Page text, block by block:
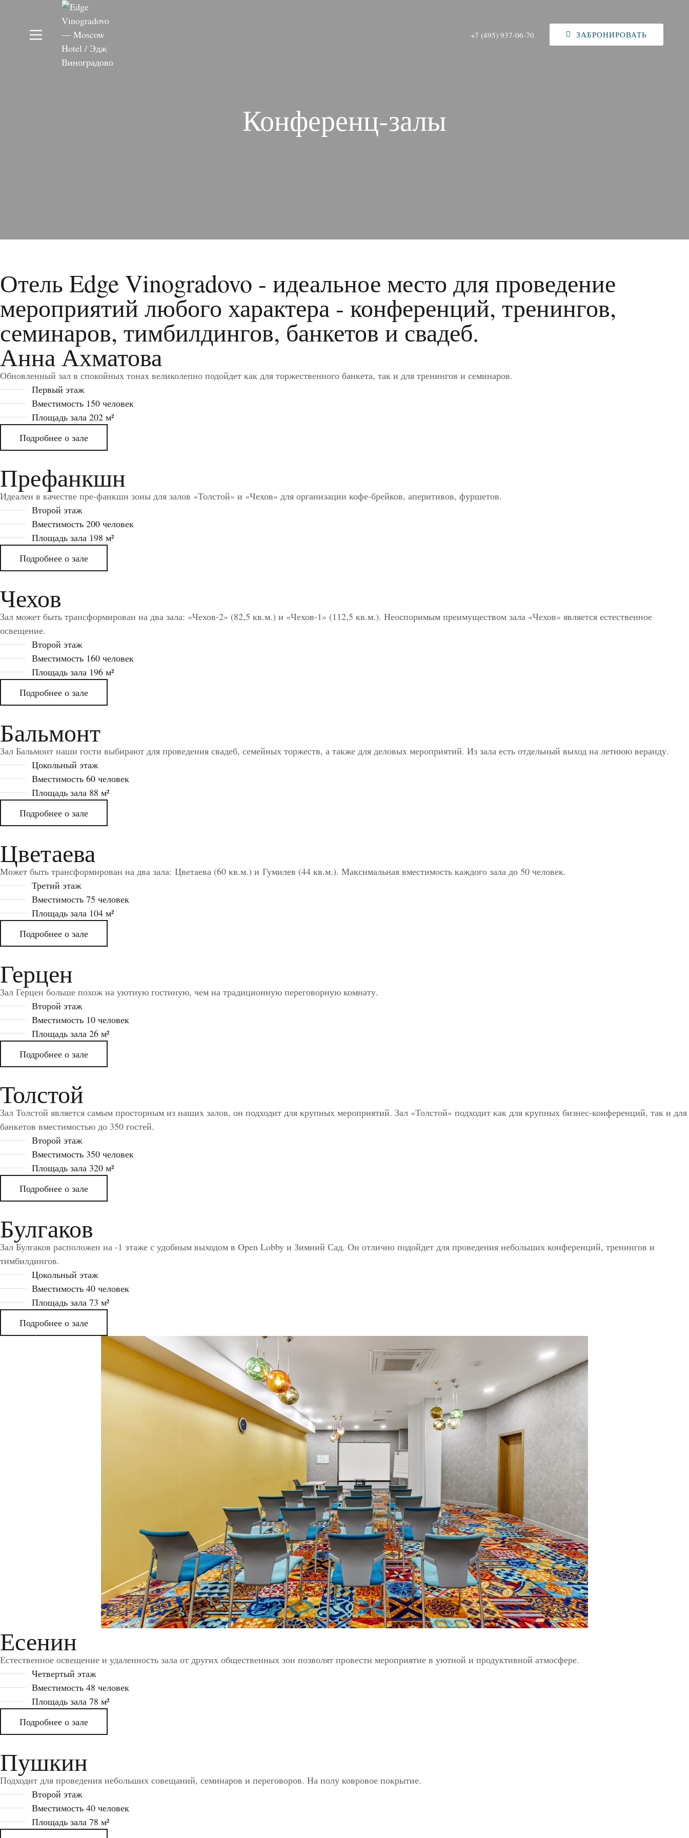
+7 (495) 937-06-70 ЗАБРОНИРОВАТЬ
Конференц-залы
Отель Edge Vinogradovo - идеальное место для проведение
мероприятий любого характера - конференций, тренингов,
семинаров, тимбилдингов, банкетов и свадеб.
Анна Ахматова
Обновленный зал в спокойных тонах великолепно подойдет как для торжественного банкета, так и для тренингов и семинаров.
Первый этаж
Вместимость 150 человек
Площадь зала 202 м²
Подробнее о зале
Префанкшн
Идеален в качестве пре-фанкшн зоны для залов «Толстой» и «Чехов» для организации кофе-брейков, аперитивов, фуршетов.
Второй этаж
Вместимость 200 человек
Площадь зала 198 м²
Подробнее о зале
Чехов
Зал может быть трансформирован на два зала: «Чехов-2» (82,5 кв.м.) и «Чехов-1» (112,5 кв.м.). Неоспоримым преимуществом зала «Чехов» является естественное
освещение.
Второй этаж
Вместимость 160 человек
Площадь зала 196 м²
Подробнее о зале
Бальмонт
Зал Бальмонт наши гости выбирают для проведения свадеб, семейных торжеств, а также для деловых мероприятий. Из зала есть отдельный выход на летнюю веранду.
Цокольный этаж
Вместимость 60 человек
Площадь зала 88 м²
Подробнее о зале
Цветаева
Может быть трансформирован на два зала: Цветаева (60 кв.м.) и Гумилев (44 кв.м.). Максимальная вместимость каждого зала до 50 человек.
Третий этаж
Вместимость 75 человек
Площадь зала 104 м²
Подробнее о зале
Герцен
Зал Герцен больше похож на уютную гостиную, чем на традиционную переговорную комнату.
Второй этаж
Вместимость 10 человек
Площадь зала 26 м²
Подробнее о зале
Толстой
Зал Толстой является самым просторным из наших залов, он подходит для крупных мероприятий. Зал «Толстой» подходит как для крупных бизнес-конференций, так и для
банкетов вместимостью до 350 гостей.
Второй этаж
Вместимость 350 человек
Площадь зала 320 м²
Подробнее о зале
Булгаков
Зал Булгаков расположен на -1 этаже с удобным выходом в Open Lobby и Зимний Сад. Он отлично подойдет для проведения небольших конференций, тренингов и
тимбилдингов.
Цокольный этаж
Вместимость 40 человек
Площадь зала 73 м²
Подробнее о зале
Есенин
Естественное освещение и удаленность зала от других общественных зон позволят провести мероприятие в уютной и продуктивной атмосфере.
Четвертый этаж
Вместимость 48 человек
Площадь зала 78 м²
Подробнее о зале
Пушкин
Подходит для проведения небольших совещаний, семинаров и переговоров. На полу ковровое покрытие.
Второй этаж
Вместимость 40 человек
Площадь зала 78 м²